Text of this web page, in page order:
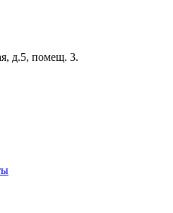
д.5, помещ. 3.